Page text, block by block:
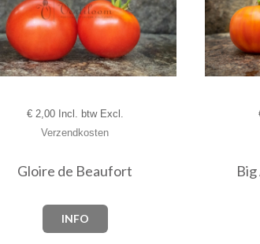
€2,00 Incl. btw Excl.
Verzendkosten
Gloire de Beaufort
INFO